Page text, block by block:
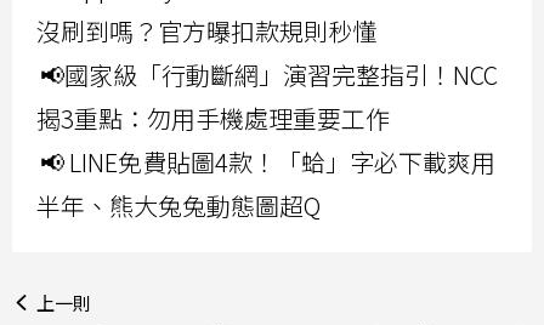
沒刷到嗎？官方曝扣款規則秒懂
📢國家級「行動斷網」演習完整指引！NCC
揭3重點：勿用手機處理重要工作
📢 LINE免費貼圖4款！「蛤」字必下載爽用
半年、熊大兔兔動態圖超Q
上一則